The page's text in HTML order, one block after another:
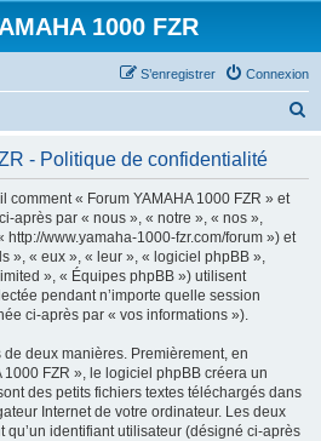
1000 FZR
Connexion
S’enregistrer
- Politique de confidentialité
« Forum YAMAHA 1000 FZR » et
après par « nous », « notre », « nos »,
http://www.yamaha-1000-fzr.com/forum ») et
», « eux », « leur », « logiciel phpBB »,
», « Équipes phpBB ») utilisent
pendant n’importe quelle session
ci-après par « vos informations »).
deux manières. Premièrement, en
FZR », le logiciel phpBB créera un
des petits fichiers textes téléchargés dans
Internet de votre ordinateur. Les deux
identifiant utilisateur (désigné ci-après